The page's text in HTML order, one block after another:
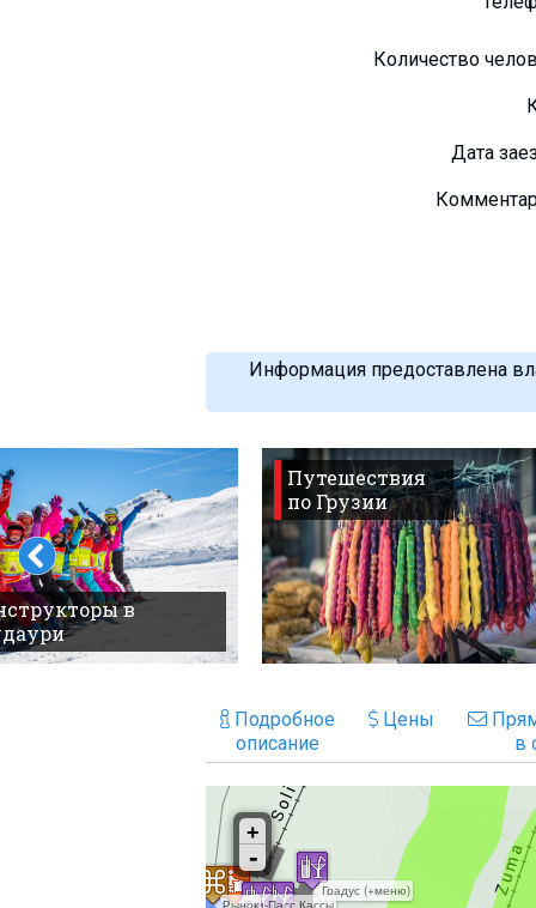
Количество
Дата
Информация предоставлена
в
Путешествия
по Грузии
Подробное
описание
Цены
в